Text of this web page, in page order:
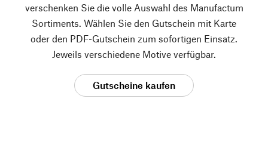
verschenken Sie die volle Auswahl des Manufactum
Sortiments. Wählen Sie den Gutschein mit Karte
oder den PDF-Gutschein zum sofortigen Einsatz.
Jeweils verschiedene Motive verfügbar.
Gutscheine kaufen